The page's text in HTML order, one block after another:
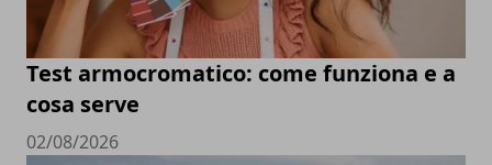
Test armocromatico: come funziona e a
cosa serve
02/08/2026